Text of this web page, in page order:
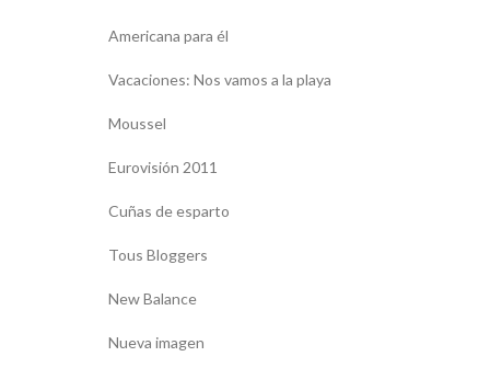
Americana para él
Vacaciones: Nos vamos a la playa
Moussel
Eurovisión 2011
Cuñas de esparto
Tous Bloggers
New Balance
Nueva imagen